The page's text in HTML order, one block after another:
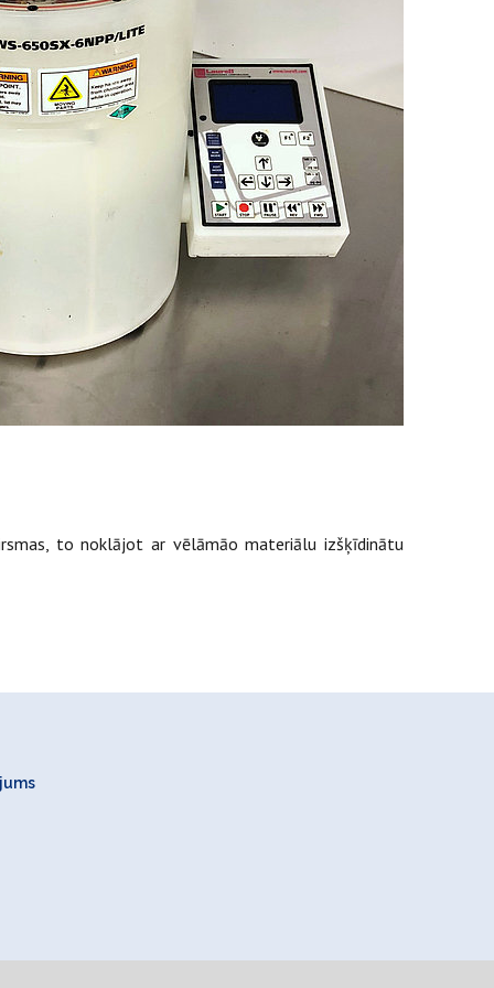
to noklājot ar vēlāmāo materiālu izšķīdinātu